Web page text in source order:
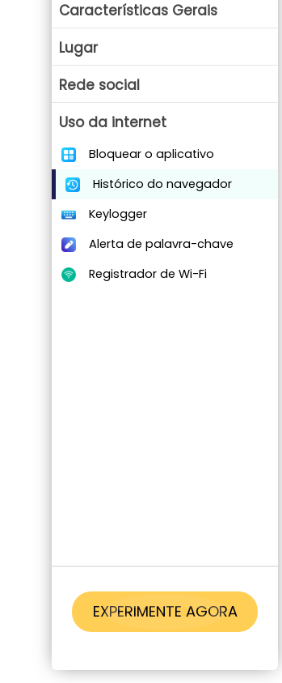
Características Gerais
Lugar
Rede social
Uso da internet
Bloquear o aplicativo
Histórico do navegador
Keylogger
Alerta de palavra-chave
Registrador de Wi-Fi
EXPERIMENTE AGORA